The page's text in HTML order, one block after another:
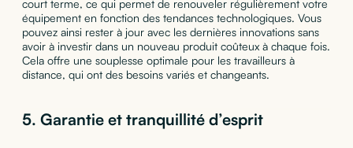
court terme, ce qui permet de renouveler régulièrement votre
équipement en fonction des tendances technologiques. Vous
pouvez ainsi rester à jour avec les dernières innovations sans
avoir à investir dans un nouveau produit coûteux à chaque fois.
Cela offre une souplesse optimale pour les travailleurs à
distance, qui ont des besoins variés et changeants.
5. Garantie et tranquillité d’esprit